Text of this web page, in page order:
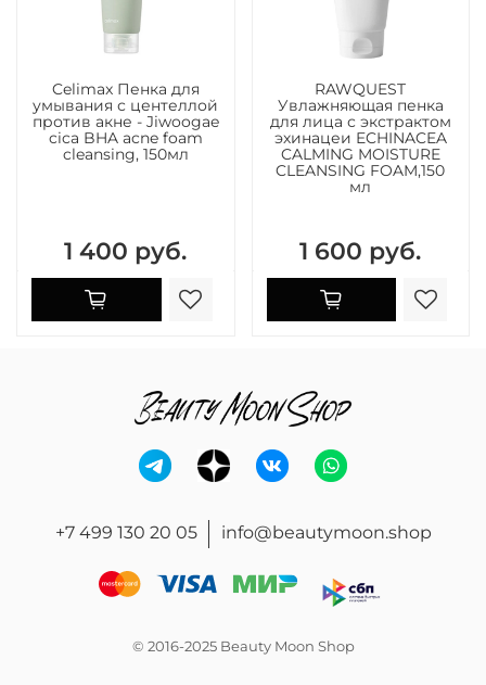
Celimax Пенка для
умывания с центеллой
против акне - Jiwoogae
cica BHA acne foam
cleansing, 150мл
1 400 руб.
RAWQUEST
Увлажняющая пенка
для лица с экстрактом
эхинацеи ECHINACEA
CALMING MOISTURE
CLEANSING FOAM,150
мл
1 600 руб.
+7 499 130 20 05 info@beautymoon.shop
© 2016-2025 Beauty Moon Shop